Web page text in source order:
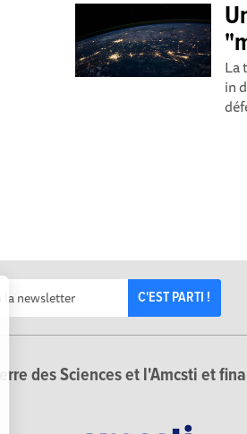
La
in
C'EST PARTI !
des Sciences et l'Amcsti et